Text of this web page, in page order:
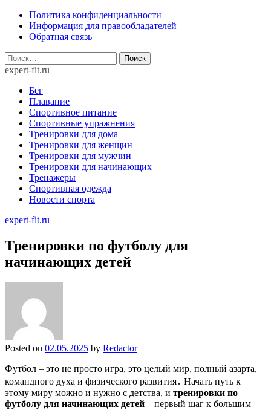
Skip
content
Политика конфиденциальности
Информация для правообладателей
Обратная связь
Найти:
expert-fit.ru
Бег
Плавание
Спортивное питание
Спортивные упражнения
Тренировки для дома
Тренировки для женщин
Тренировки для мужчин
Тренировки для начинающих
Тренажеры
Спортивная одежда
Новости спорта
expert-fit.ru
Тренировки по футболу для
начинающих детей
Posted on 02.05.2025 by Redactor
Футбол – это не просто игра, это целый мир, полный азарта,
командного духа и физического развития․ Начать путь к
этому миру можно и нужно с детства, и тренировки по
футболу для начинающих детей – первый шаг к большим